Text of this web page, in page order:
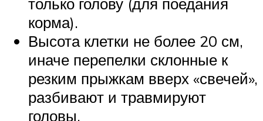
корма).
Высота клетки не более 20 см,
иначе перепелки склонные к
резким прыжкам вверх «свечей»,
разбивают и травмируют
головы.